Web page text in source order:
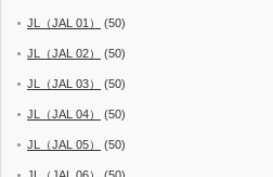
JL（JAL 01） (50)
JL（JAL 02） (50)
JL（JAL 03） (50)
JL（JAL 04） (50)
JL（JAL 05） (50)
JL（JAL 06） (50)